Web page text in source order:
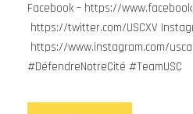
Facebook – https://
https://twitter.com/USCXV​​​​​
https://www.instagram.com/
#DéfendreNotreCité​ #TeamUSC​